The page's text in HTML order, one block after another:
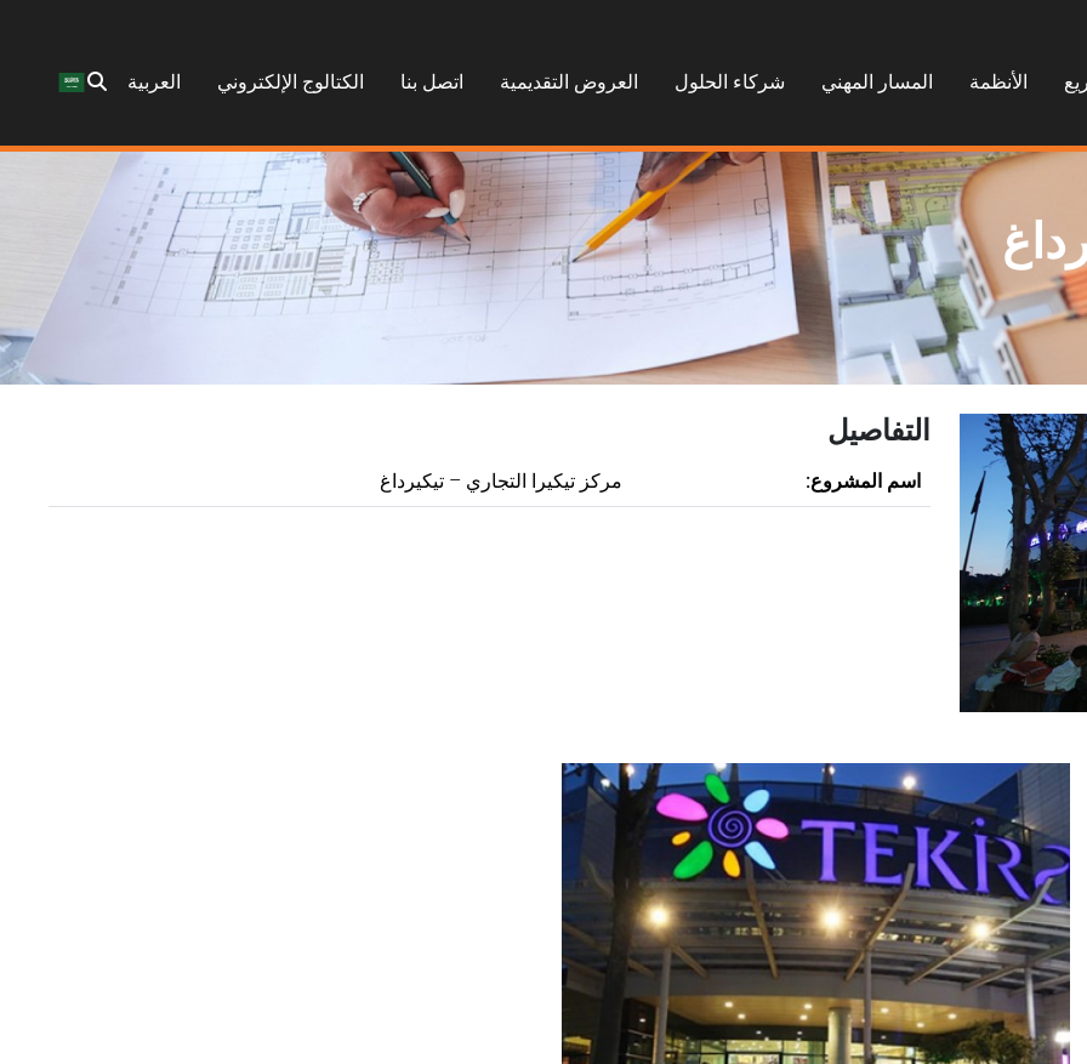
الأنظمة المسار المهني شركاء الحلول العروض التقديمية اتصل بنا الكتالوج الإلكتروني العربية
التفاصيل
اسم المشروع: مركز تيكيرا التجاري – تيكيرداغ